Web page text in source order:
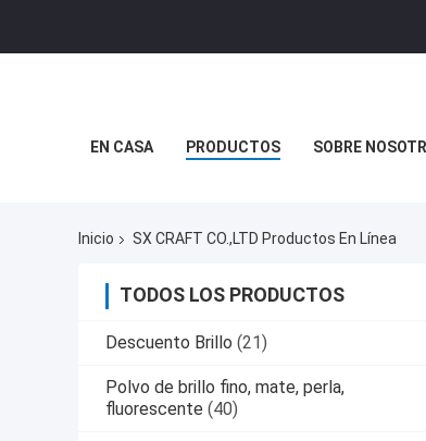
EN CASA PRODUCTOS SOBRE
Inicio SX CRAFT CO.,LTD Productos En Línea
TODOS LOS PRODUCTOS
Descuento Brillo (21)
Polvo de brillo fino, mate, perla,
fluorescente (40)